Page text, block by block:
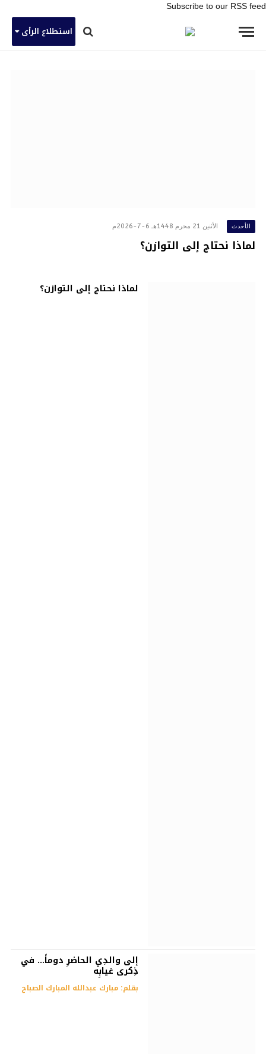
Subscribe to our RSS feed
استطلاع الرأى
الأحدث الأثنين 21 محرم 1448هـ 6-7-2026م
لماذا نحتاج إلى التوازن؟
لماذا نحتاج إلى التوازن؟
إلى والدِي الحاضرِ دوماً… في
ذِكرى غيابِه
بقلم: مبارك عبدالله المبارك الصباح